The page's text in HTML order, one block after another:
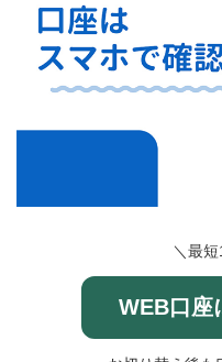
＼最
WEB口座